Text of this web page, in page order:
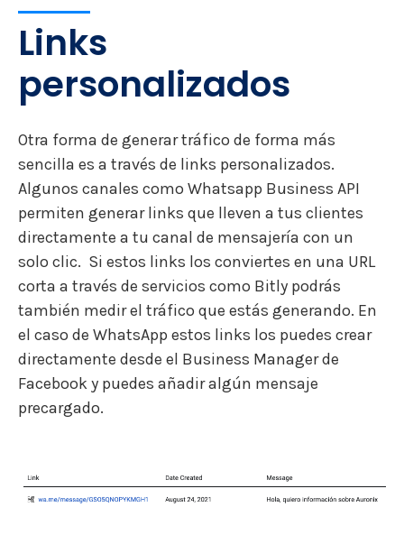
Links
personalizados
Otra forma de generar tráfico de forma más
sencilla es a través de links personalizados.
Algunos canales como Whatsapp Business API
permiten generar links que lleven a tus clientes
directamente a tu canal de mensajería con un
solo clic. Si estos links los conviertes en una URL
corta a través de servicios como Bitly podrás
también medir el tráfico que estás generando. En
el caso de WhatsApp estos links los puedes crear
directamente desde el Business Manager de
Facebook y puedes añadir algún mensaje
precargado.